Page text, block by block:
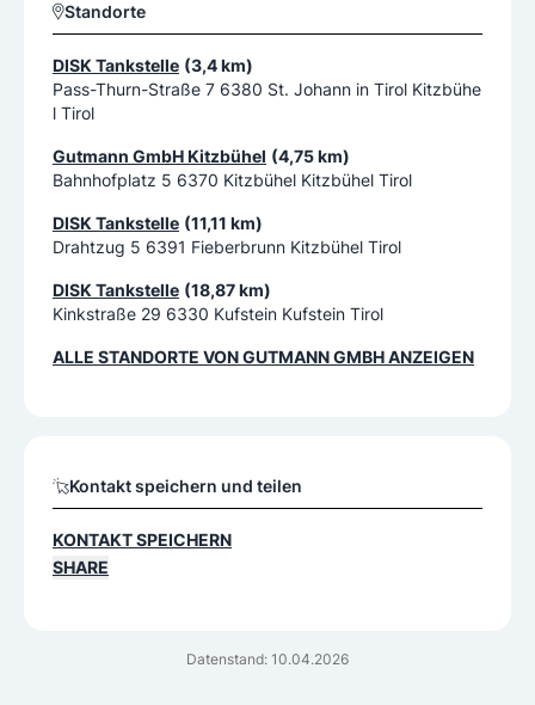
Datenstand: 10.04.2026
Standorte
DISK Tankstelle (3,4 km)
Pass-Thurn-Straße 7 6380 St. Johann in Tirol Kitzbühe
l Tirol
Gutmann GmbH Kitzbühel (4,75 km)
Bahnhofplatz 5 6370 Kitzbühel Kitzbühel Tirol
DISK Tankstelle (11,11 km)
Drahtzug 5 6391 Fieberbrunn Kitzbühel Tirol
DISK Tankstelle (18,87 km)
Kinkstraße 29 6330 Kufstein Kufstein Tirol
ALLE STANDORTE VONGUTMANN GMBHANZEIGEN
Kontakt speichern und teilen
KONTAKT SPEICHERN
SHARE